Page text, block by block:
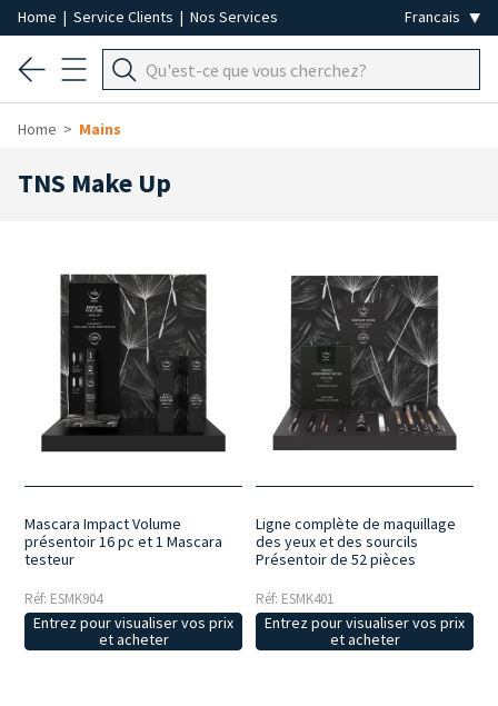
Home | Service Clients | Nos Services
Home Mains
TNS Make Up
Mascara Impact Volume
présentoir 16 pc et 1 Mascara
testeur
Réf: ESMK904
Entrez pour visualiser vos prix
et acheter
Ligne complète de maquillage
des yeux et des sourcils
Présentoir de 52 pièces
Réf: ESMK401
Entrez pour visualiser vos prix
et acheter